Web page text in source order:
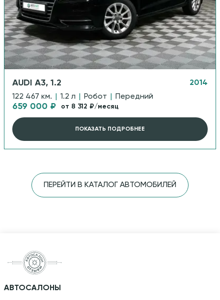
AUDI A3, 1.2
2014
122 467 км.
1.2 л Робот Передний
659 000 ₽ от 8 312 ₽/месяц
ПОКАЗАТЬ ПОДРОБНЕЕ
ПЕРЕЙТИ В КАТАЛОГ АВТОМОБИЛЕЙ
АВТОСАЛОНЫ